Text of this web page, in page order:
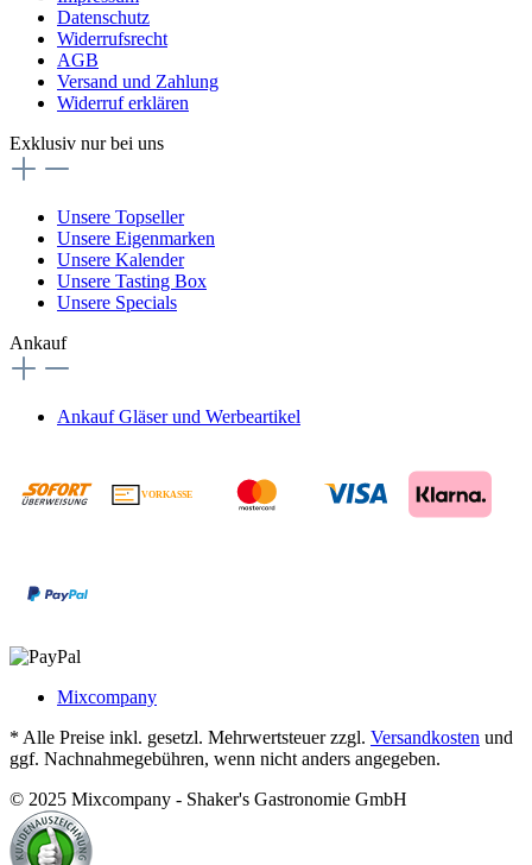
Datenschutz
Widerrufsrecht
AGB
Versand und Zahlung
Widerruf erklären
Exklusiv nur bei uns
Unsere Topseller
Unsere Eigenmarken
Unsere Kalender
Unsere Tasting Box
Unsere Specials
Ankauf
Ankauf Gläser und Werbeartikel
VORKASSE
Mixcompany
* Alle Preise inkl. gesetzl. Mehrwertsteuer zzgl. Versandkosten und
ggf. Nachnahmegebühren, wenn nicht anders angegeben.
© 2025 Mixcompany - Shaker's Gastronomie GmbH